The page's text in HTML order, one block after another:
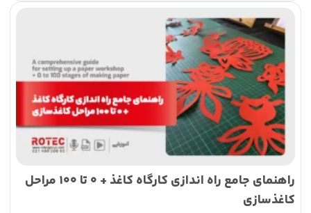
راهنمای جامع راه اندازی کارگاه کاغذ + 0 تا 100 مراحل
کاغذسازی